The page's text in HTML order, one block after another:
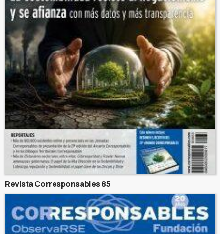
Revista Corresponsables 85